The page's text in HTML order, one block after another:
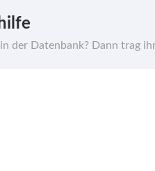
der Datenbank? Dann trag